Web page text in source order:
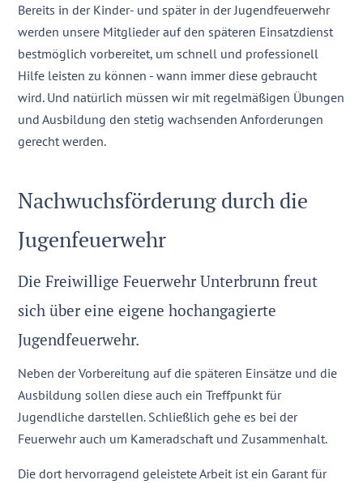
Bereits in der Kinder- und später in derJugendfeuerwehr
werden unsere Mitglieder auf den späteren Einsatzdienst
bestmöglich vorbereitet, um schnell und professionell
Hilfe leisten zu können - wann immer diese gebraucht
wird. Und natürlich müssen wir mit regelmäßigen Übungen
und Ausbildung den stetig wachsenden Anforderungen
gerecht werden.
Nachwuchsförderung durch die
Jugenfeuerwehr
Die Freiwillige Feuerwehr Unterbrunn freut
sich über eine eigene hochangagierte
Jugendfeuerwehr.
Neben der Vorbereitung auf die späteren Einsätze und die
Ausbildung sollen diese auch ein Treffpunkt für
Jugendliche darstellen. Schließlich gehe es bei der
Feuerwehr auch um Kameradschaft und Zusammenhalt.
Die dort hervorragend geleistete Arbeit ist ein Garant für